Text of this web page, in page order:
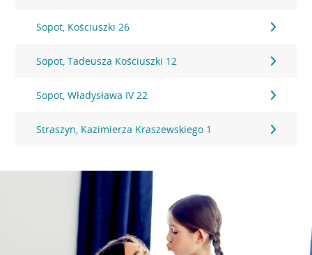
Sopot, Kościuszki 26
Sopot, Tadeusza Kościuszki 12
Sopot, Władysława IV 22
Straszyn, Kazimierza Kraszewskiego 1